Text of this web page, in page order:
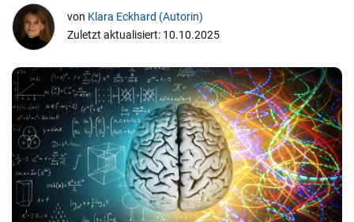
von Klara Eckhard (Autorin)
Zuletzt aktualisiert: 10.10.2025